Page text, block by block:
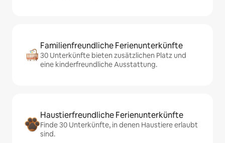
Familienfreundliche Ferienunterkünfte
30 Unterkünfte bieten zusätzlichen Platz und
eine kinderfreundliche Ausstattung.
Haustierfreundliche Ferienunterkünfte
Finde 30 Unterkünfte, in denen Haustiere erlaubt
sind.